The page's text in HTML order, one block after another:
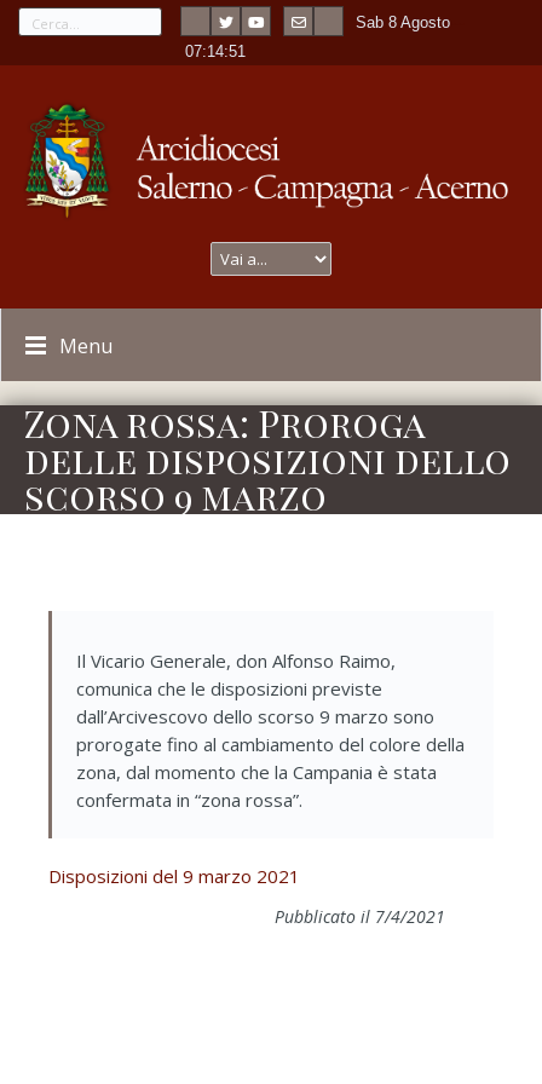
Sab 8 Agosto
-07:14:51
Menu
Zona rossa: Proroga
delle disposizioni dello
scorso 9 marzo
Il Vicario Generale, don Alfonso Raimo,
comunica che le disposizioni previste
dall’Arcivescovo dello scorso 9 marzo sono
prorogate fino al cambiamento del colore della
zona, dal momento che la Campania è stata
confermata in “zona rossa”.
Disposizioni del 9 marzo 2021
Pubblicato il 7/4/2021